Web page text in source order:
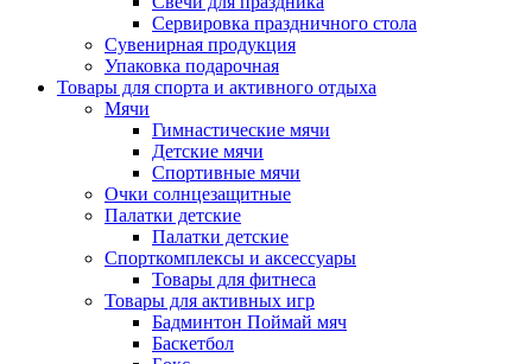
Сервировка праздничного стола
Сувенирная продукция
Упаковка подарочная
Товары для спорта и активного отдыха
Мячи
Гимнастические мячи
Детские мячи
Спортивные мячи
Очки солнцезащитные
Палатки детские
Палатки детские
Спорткомплексы и аксессуары
Товары для фитнеса
Товары для активных игр
Бадминтон Поймай мяч
Баскетбол